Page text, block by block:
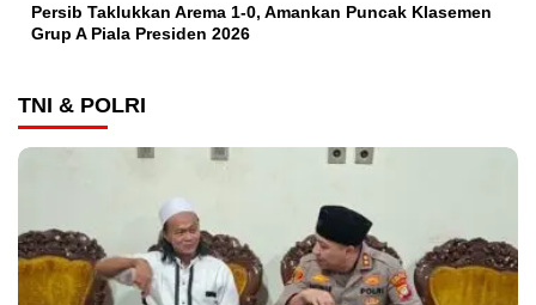
Persib Taklukkan Arema 1-0, Amankan Puncak Klasemen
Grup A Piala Presiden 2026
TNI & POLRI